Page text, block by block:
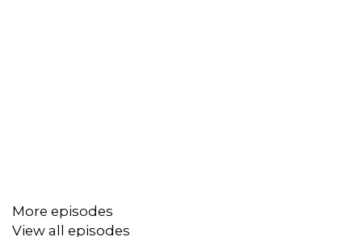
More episodes
View all episodes